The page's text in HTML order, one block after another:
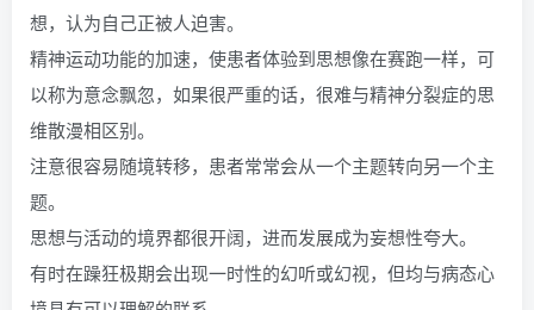
想，认为自己正被人迫害。
精神运动功能的加速，使患者体验到思想像在赛跑一样，可
以称为意念飘忽，如果很严重的话，很难与精神分裂症的思
维散漫相区别。
注意很容易随境转移，患者常常会从一个主题转向另一个主
题。
思想与活动的境界都很开阔，进而发展成为妄想性夸大。
有时在躁狂极期会出现一时性的幻听或幻视，但均与病态心